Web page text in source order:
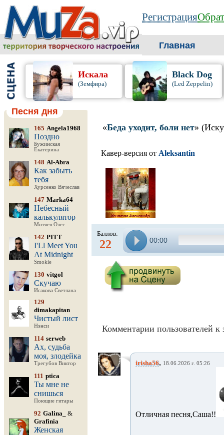
Регистрация
Главная
Искала
(Земфира)
Black Dog
(Led Zeppelin)
Песня дня
165 Angela1968
Поздно
Бужинская
Екатерина
148 Al-Abra
Как забыть
тебя
Хурсенко Вячеслав
147 Marka64
Небесный
калькулятор
Митяев Олег
142 PITT
I'Ll Meet You
At Midnight
Smokie
130 vitgol
Скучаю
Исакова Светлана
129
dimakapitan
Чистый лист
Нэнси
114 serweb
Ах, судьба
моя, злодейка
Трегубов Виктор
111 ptica
Ты мне не
снишься
Поющие гитары
92 Galina_
&
Grafinia
Женская
«Беда уходит, боли нет»
Кавер-версия от Aleksantin
Баллов:
22 00:00
Комментарии пользователей к
irisha56, 18.06.2026 г. 05:26
Отличная песня,Саша!!